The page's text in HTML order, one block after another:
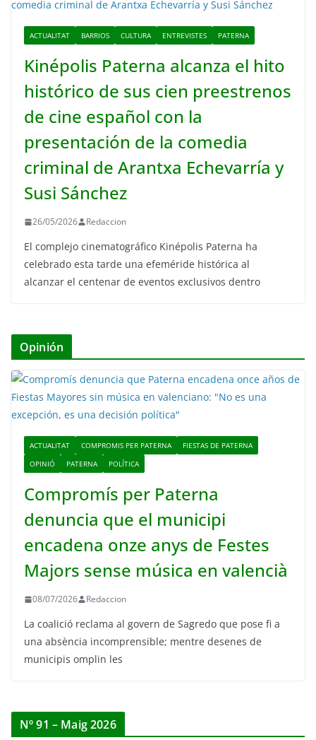
ACTUALITAT BARRIOS CULTURA ENTREVISTES PATERNA
Kinépolis Paterna alcanza el hito
histórico de sus cien preestrenos
de cine español con la
presentación de la comedia
criminal de Arantxa Echevarría y
Susi Sánchez
26/05/2026 Redaccion
El complejo cinematográfico Kinépolis Paterna ha
celebrado esta tarde una efeméride histórica al
alcanzar el centenar de eventos exclusivos dentro
Opinión
ACTUALITAT COMPROMIS PER PATERNA
FIESTAS DE PATERNA
OPINIÓ
PATERNA POLÍTICA
Compromís per Paterna
denuncia que el municipi
encadena onze anys de Festes
Majors sense música en valencià
08/07/2026 Redaccion
La coalició reclama al govern de Sagredo que pose fi a
una absència incomprensible; mentre desenes de
municipis omplin les
Nº 91 – Maig 2026